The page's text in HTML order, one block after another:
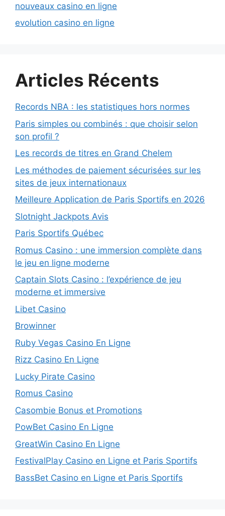
nouveaux casino en ligne
evolution casino en ligne
Articles Récents
Records NBA : les statistiques hors normes
Paris simples ou combinés : que choisir selon
son profil ?
Les records de titres en Grand Chelem
Les méthodes de paiement sécurisées sur les
sites de jeux internationaux
Meilleure Application de Paris Sportifs en 2026
Slotnight Jackpots Avis
Paris Sportifs Québec
Romus Casino : une immersion complète dans
le jeu en ligne moderne
Captain Slots Casino : l’expérience de jeu
moderne et immersive
Libet Casino
Browinner
Ruby Vegas Casino En Ligne
Rizz Casino En Ligne
Lucky Pirate Casino
Romus Casino
Casombie Bonus et Promotions
PowBet Casino En Ligne
GreatWin Casino En Ligne
FestivalPlay Casino en Ligne et Paris Sportifs
BassBet Casino en Ligne et Paris Sportifs